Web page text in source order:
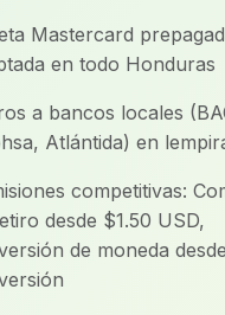
Mastercard
en todo Honduras
a bancos locales
Atlántida) en
competitivas:
desde $1.50 USD,
de moneda